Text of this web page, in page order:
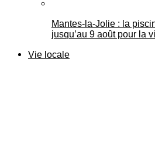
Mantes-la-Jolie : la
jusqu’au 9 août pour la
Vie locale